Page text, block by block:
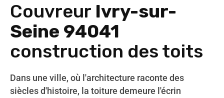
Couvreur Ivry-sur-
Seine 94041
construction des toits
Dans une ville, où l'architecture raconte des
siècles d'histoire, la toiture demeure l'écrin